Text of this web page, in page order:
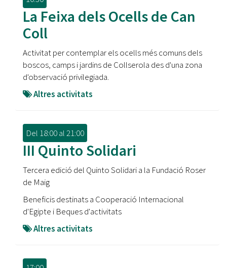
La Feixa dels Ocells de Can
Coll
Activitat per contemplar els ocells més comuns dels
boscos, camps i jardins de Collserola des d'una zona
d'observació privilegiada.
Altres activitats
Del 18:00al21:00
III Quinto Solidari
Tercera edició del Quinto Solidari a la Fundació Roser
de Maig
Beneficis destinats a Cooperació Internacional
d'Egipte i Beques d'activitats
Altres activitats